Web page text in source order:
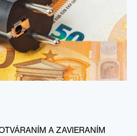
A ZAVIERANÍM